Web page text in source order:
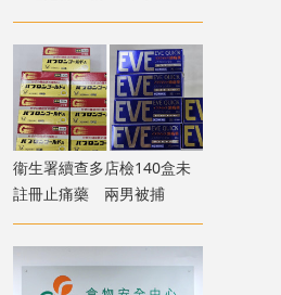
危駕被捕
衞生署續查多店檢140盒未
註冊止痛藥 兩男被捕